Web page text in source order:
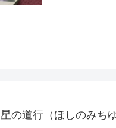
星の道行（ほしのみちゆ